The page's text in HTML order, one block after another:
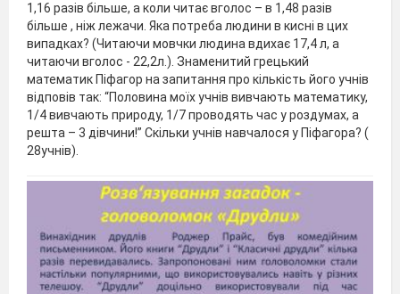
1,16 разів більше, а коли читає вголос – в 1,48 разів
більше , ніж лежачи. Яка потреба людини в кисні в цих
випадках? (Читаючи мовчки людина вдихає 17,4 л, а
читаючи вголос - 22,2л.). Знаменитий грецький
математик Піфагор на запитання про кількість його учнів
відповів так: “Половина моїх учнів вивчають математику,
1/4 вивчають природу, 1/7 проводять час у роздумах, а
решта – 3 дівчини!” Скільки учнів навчалося у Піфагора? (
28учнів).